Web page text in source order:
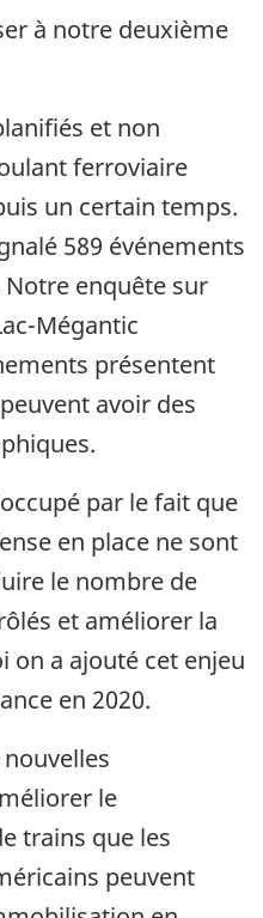
à notre deuxième
et non
ferroviaire
un certain temps.
589 événements
Notre enquête sur
Mégantic
présentent
avoir des
par le fait que
en place ne sont
le nombre de
et améliorer la
on a ajouté cet enjeu
en 2020.
le
trains que les
peuvent